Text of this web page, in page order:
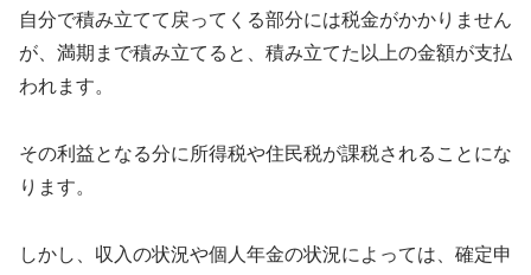
自分で積み立てて戻ってくる部分には税金がかかりません
が、満期まで積み立てると、積み立てた以上の金額が支払
われます。
その利益となる分に所得税や住民税が課税されることにな
ります。
しかし、収入の状況や個人年金の状況によっては、確定申